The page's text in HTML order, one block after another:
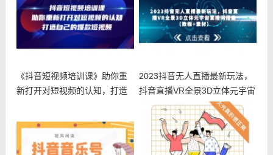
《抖音短视频培训课》助你重
新打开对短视频的认知，打造
2023抖音无人直播最新玩法，
抖音直播VR全景3D立体元宇宙